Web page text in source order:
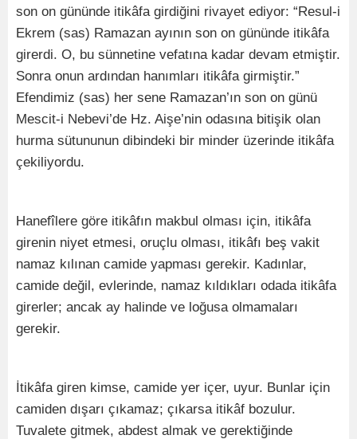
son on gününde itikâfa girdiğini rivayet ediyor: “Resul-i
Ekrem (sas) Ramazan ayının son on gününde itikâfa
girerdi. O, bu sünnetine vefatına kadar devam etmiştir.
Sonra onun ardından hanımları itikâfa girmiştir.”
Efendimiz (sas) her sene Ramazan’ın son on günü
Mescit-i Nebevi’de Hz. Aişe’nin odasına bitişik olan
hurma sütununun dibindeki bir minder üzerinde itikâfa
çekiliyordu.
Hanefîlere göre itikâfın makbul olması için, itikâfa
girenin niyet etmesi, oruçlu olması, itikâfı beş vakit
namaz kılınan camide yapması gerekir. Kadınlar,
camide değil, evlerinde, namaz kıldıkları odada itikâfa
girerler; ancak ay halinde ve loğusa olmamaları
gerekir.
İtikâfa giren kimse, camide yer içer, uyur. Bunlar için
camiden dışarı çıkamaz; çıkarsa itikâf bozulur.
Tuvalete gitmek, abdest almak ve gerektiğinde